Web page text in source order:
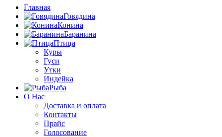
Главная
Говядина
Конина
Баранина
Птица
Куры
Гуси
Утки
Индейка
Рыба
О Нас
Доставка и оплата
Контакты
Прайс
Голосование